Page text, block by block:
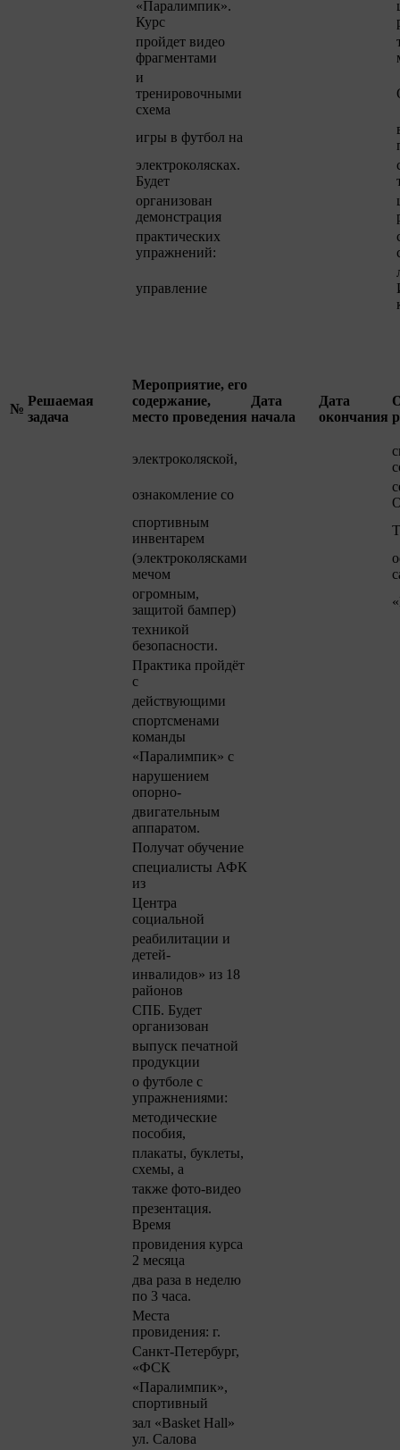
«Паралимпик».
Курс
пройдет видео
фрагментами
и
тренировочными
схема
игры в футбол на
электроколясках.
Будет
организован
демонстрация
практических
упражнений:
управление
№
Решаемая
задача
Мероприятие, его
содержание,
место проведения
Дата
начала
Дата
окончания
электроколяской,
ознакомление со
спортивным
инвентарем
(электроколясками
мечом
огромным,
защитой бампер)
техникой
безопасности.
Практика пройдёт
с
действующими
спортсменами
команды
«Паралимпик» с
нарушением
опорно-
двигательным
аппаратом.
Получат обучение
специалисты АФК
из
Центра
социальной
реабилитации и
детей-
инвалидов» из 18
районов
СПБ. Будет
организован
выпуск печатной
продукции
о футболе с
упражнениями:
методические
пособия,
плакаты, буклеты,
схемы, а
также фото-видео
презентация.
Время
провидения курса
2 месяца
два раза в неделю
по 3 часа.
Места
провидения: г.
Санкт-Петербург,
«ФСК
«Паралимпик»,
спортивный
зал «Basket Hall»
ул. Салова